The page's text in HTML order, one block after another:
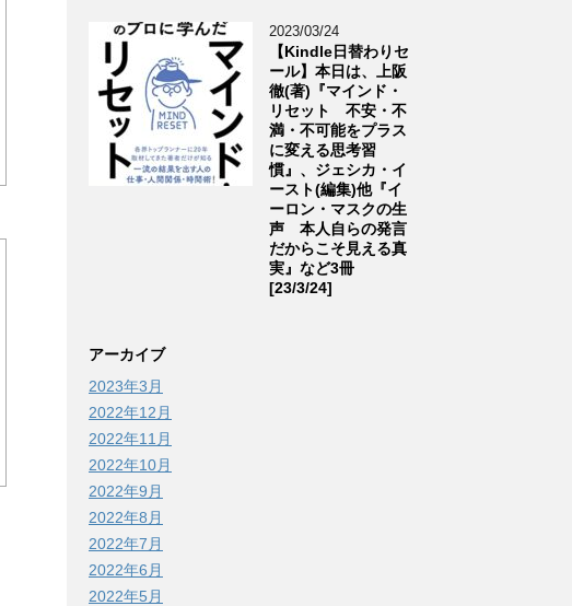
2023/03/24
【Kindle日替わりセ
ール】本日は、上阪
徹(著)『マインド・
リセット 不安・不
満・不可能をプラス
に変える思考習
慣』、ジェシカ・イ
ースト(編集)他『イ
ーロン・マスクの生
声 本人自らの発言
だからこそ見える真
実』など3冊
[23/3/24]
アーカイブ
2023年3月
2022年12月
2022年11月
2022年10月
2022年9月
2022年8月
2022年7月
2022年6月
2022年5月